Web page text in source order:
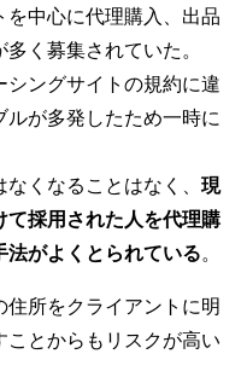
中心に代理購入、出品
く募集されていた。
シングサイトの規約に違
ルが多発したため一時に
くなることはなく、 現
て採用された人を代理購
法がよくとられている
所をクライアントに明
とからもリスクが高い